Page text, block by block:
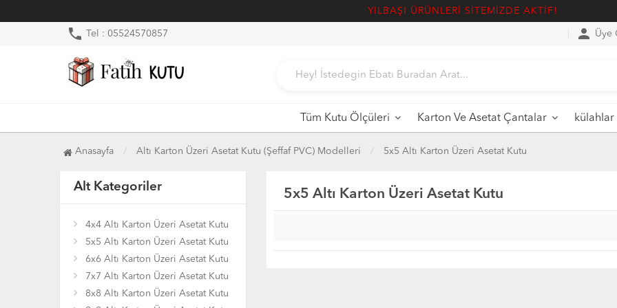
YILBAŞI ÜRÜNLERİ SİTEMİZDE AKTİF!
phone Tel : 05524570857 person Üye
Tüm Kutu Ölçüleri Karton Ve Asetat Çantalar külahlar
Anasayfa Altı Karton Üzeri Asetat Kutu (Şeffaf PVC) Modelleri 5x5 Altı Karton Üzeri Asetat Kutu
Alt Kategoriler
4x4 Altı Karton Üzeri Asetat Kutu
5x5 Altı Karton Üzeri Asetat Kutu
6x6 Altı Karton Üzeri Asetat Kutu
7x7 Altı Karton Üzeri Asetat Kutu
8x8 Altı Karton Üzeri Asetat Kutu
5x5 Altı Karton Üzeri Asetat Kutu